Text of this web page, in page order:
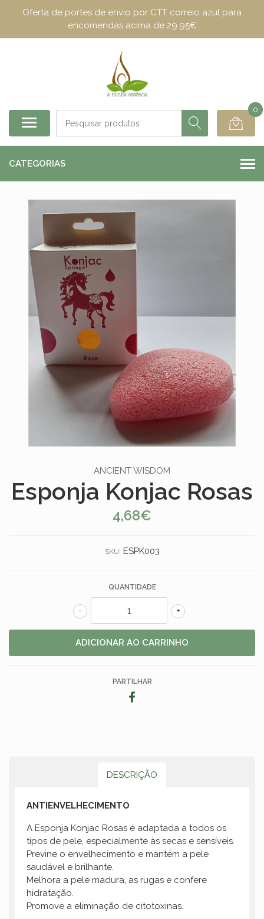
Oferta de portes de envio por CTT correio azul para
encomendas acima de 29.95€
0
CATEGORIAS
ANCIENT WISDOM
Esponja Konjac Rosas
4,68€
SKU: ESPK003
QUANTIDADE
+
-
PARTILHAR
DESCRIÇÃO
ANTIENVELHECIMENTO
A Esponja Konjac Rosas é adaptada a todos os
tipos de pele, especialmente às secas e sensíveis.
Previne o envelhecimento e mantém a pele
saudável e brilhante.
Melhora a pele madura, as rugas e confere
hidratação.
Promove a eliminação de citotoxinas.